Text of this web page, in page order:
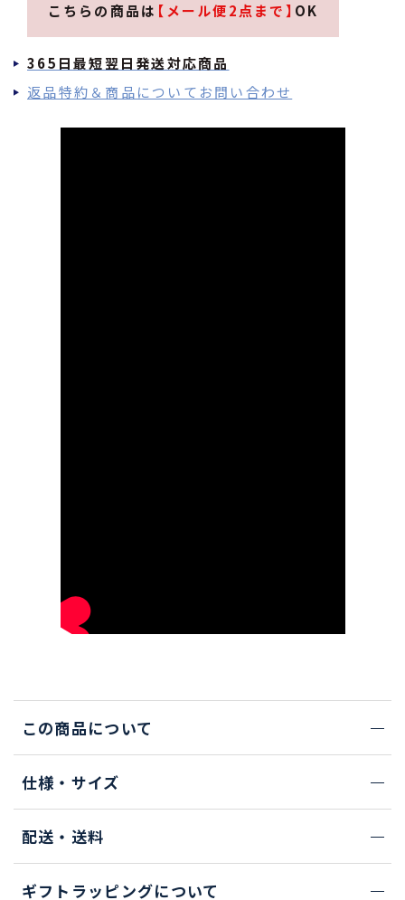
こちらの商品は 【メール便2点まで】 OK
365日最短翌日発送対応商品
返品特約＆商品についてお問い合わせ
この商品について
仕様・サイズ
配送・送料
ギフトラッピングについて